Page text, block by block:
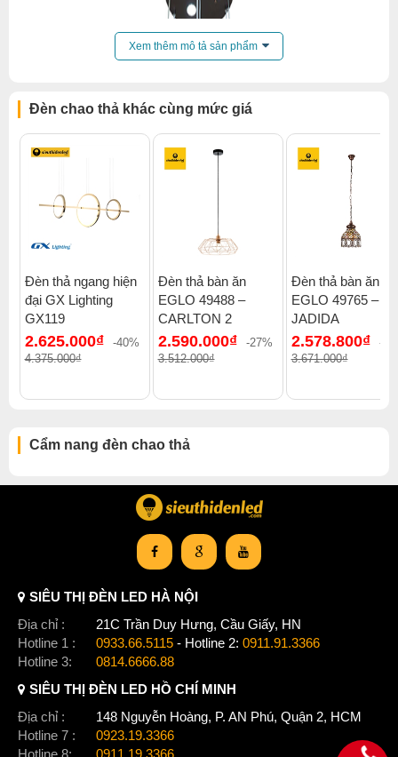
, Đèn chao thả 1000-2000k,Đèn chao thả chung cư cao cấp
,Đèn chao thả biệt thự ,Đèn chao thả penthouse
Đèn chao thả nhà phố liền kề ,
Đèn chao thả đèn chao thả gx lighting
Xem thêm mô tả sản phẩm
Đèn chao thả khác cùng mức giá
Đèn thả ngang hiện
đại GX Lighting
GX119
2.625.000₫
-40%
4.375.000₫
Đèn thả bàn ăn
EGLO 49488 –
CARLTON 2
2.590.000₫
-27%
3.512.000₫
Đèn thả bàn ăn
EGLO 49765 –
JADIDA
2.578.800₫
-
3.671.000₫
Cẩm nang đèn chao thả
SIÊU THỊ ĐÈN LED HÀ NỘI
Địa chỉ :
21C Trần Duy Hưng, Cầu Giấy, HN
Hotline 1 :
0933.66.5115 - Hotline 2: 0911.91.3366
Hotline 3:
0814.6666.88
SIÊU THỊ ĐÈN LED HỒ CHÍ MINH
Địa chỉ :
148 Nguyễn Hoàng, P. AN Phú, Quận 2, HCM
Hotline 7 :
0923.19.3366
Hotline 8:
0911.19.3366